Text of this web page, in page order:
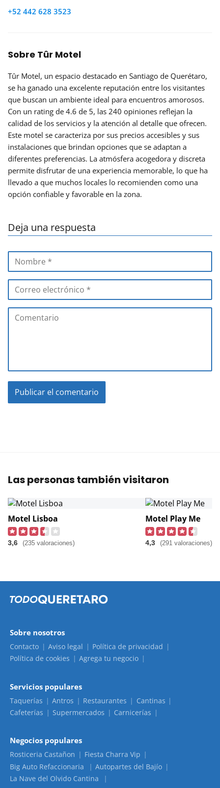
+52 442 628 3523
Sobre Tûr Motel
Tûr Motel, un espacio destacado en Santiago de Querétaro,
se ha ganado una excelente reputación entre los visitantes
que buscan un ambiente ideal para encuentros amorosos.
Con un rating de 4.6 de 5, las 240 opiniones reflejan la
calidad de los servicios y la atención al detalle que ofrecen.
Este motel se caracteriza por sus precios accesibles y sus
instalaciones que brindan opciones que se adaptan a
diferentes preferencias. La atmósfera acogedora y discreta
permite disfrutar de una experiencia memorable, lo que ha
llevado a que muchos locales lo recomienden como una
opción confiable y favorable en la zona.
Deja una respuesta
Las personas también visitaron
Motel Lisboa
3,6 (235 valoraciones)
Motel Play Me
4,3 (291 valoraciones)
Sobre nosotros
Contacto Aviso legal
Política de privacidad
Política de cookies
Agrega tu negocio
Servicios populares
Taquerías Antros Restaurantes
Cantinas
Cafeterías
Supermercados Carnicerías
Negocios populares
Rosticeria Castañon
Fiesta Charra Vip
Big Auto Refaccionaria
Autopartes del Bajío
La Nave del Olvido Cantina